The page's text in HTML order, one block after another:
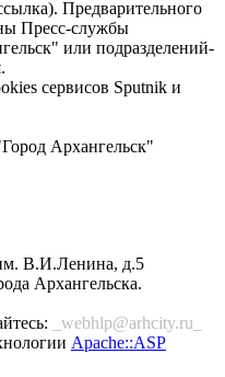
Предварительного
Пресс-службы
или подразделений-
сервисов Sputnik и
Архангельск"
В.И.Ленина, д.5
Архангельска.
_webhlp@arhcity.ru_
Apache::ASP